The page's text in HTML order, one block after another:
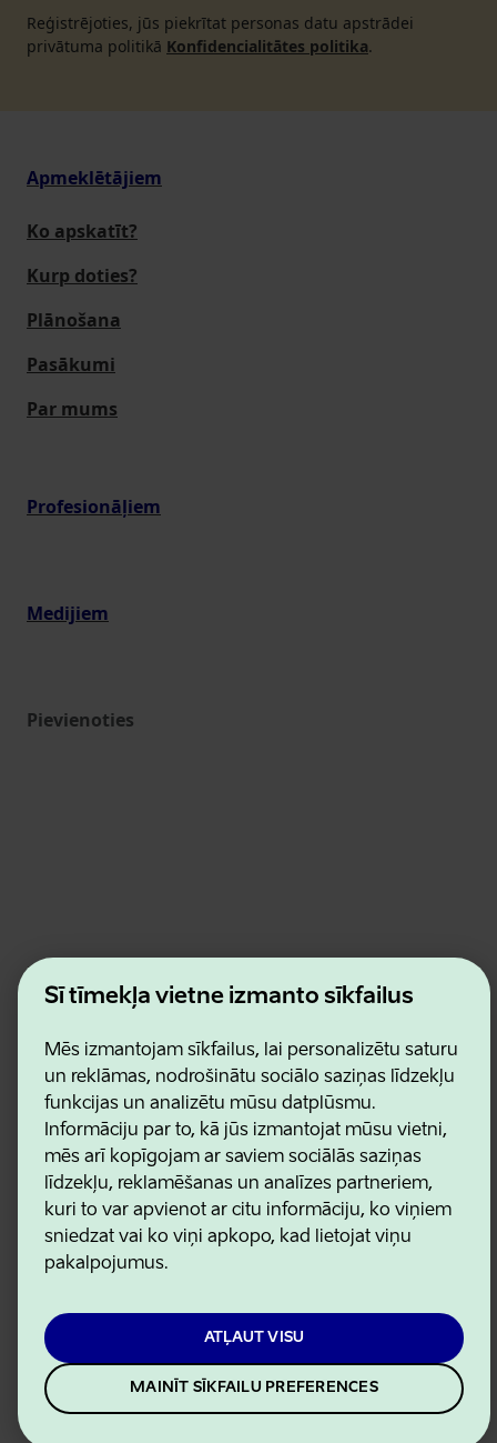
Šī tīmekļa vietne izmanto sīkfailus
Mēs izmantojam sīkfailus, lai personalizētu saturu
un reklāmas, nodrošinātu sociālo saziņas līdzekļu
funkcijas un analizētu mūsu datplūsmu.
Informāciju par to, kā jūs izmantojat mūsu vietni,
mēs arī kopīgojam ar saviem sociālās saziņas
līdzekļu, reklamēšanas un analīzes partneriem,
kuri to var apvienot ar citu informāciju, ko viņiem
sniedzat vai ko viņi apkopo, kad lietojat viņu
pakalpojumus.
ATĻAUT VISU
MAINĪT SĪKFAILU PREFERENCES
Reģistrējoties, jūs piekrītat personas datu apstrādei
privātuma politikā Konfidencialitātes politika.
Apmeklētājiem
Ko apskatīt?
Kurp doties?
Plānošana
Pasākumi
Par mums
Profesionāļiem
Medijiem
Pievienoties
Estonian Business and Innovation Agency
Kontakti
Lietošanas noteikumi
Sīkdatņu un konfidencialitātes politika